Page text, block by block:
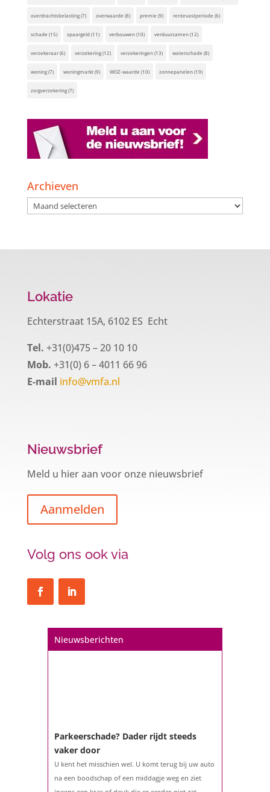
overdrachtsbelasting(7) overwaarde (8) premie (9) rentevastperiode (6)
schade (15) spaargeld(11) verbouwen(10) verduurzamen(12)
verzekeraar(6) verzekering(12) verzekeringen(13) waterschade (8)
woning(7) woningmarkt(9) WOZ-waarde (10) zonnepanelen(19)
zorgverzekering(7)
Archieven
Archieven
Lokatie
Echterstraat 15A, 6102 ES Echt
Tel. +31(0)475 – 20 10 10
Mob. +31(0) 6 – 4011 66 96
E-mail info@vmfa.nl
Nieuwsbrief
Meld u hier aan voor onze nieuwsbrief
Aanmelden
Volg ons ook via
Nieuwsberichten
Parkeerschade? Dader rijdt steeds
vaker door
U kent het misschien wel. U komt terug bij uw auto
na een boodschap of een middagje weg en ziet